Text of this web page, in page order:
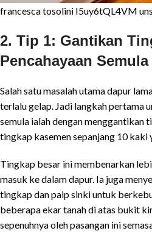
francesca tosolini I5uy6tQL4VM
2. Tip 1: Gantikan
Pencahayaan
Salah satu masalah utama dapur
terlalu gelap. Jadi langkah pertama
semula ialah dengan menggantikan
tingkap kasemen sepanjang 10 kaki
Tingkap besar ini membenarkan
masuk ke dalam dapur. Ia juga
tingkap dan paip sinki untuk
beberapa ekar tanah di atas bukit
sepenuhnya oleh pasangan ini